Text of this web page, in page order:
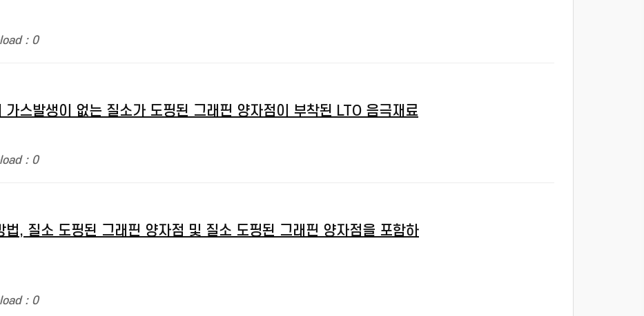
: 0
스발생이 없는 질소가 도핑된 그래핀 양자점이 부착된 LTO 음극재료
: 0
법, 질소 도핑된 그래핀 양자점 및 질소 도핑된 그래핀 양자점을 포함하
: 0